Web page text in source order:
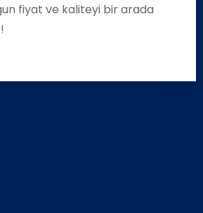
fiyat ve kaliteyi bir arada